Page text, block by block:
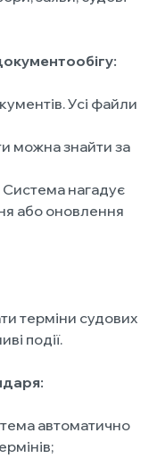
Усі файли
можна знайти за
нагадує
або оновлення
терміни судових
події.
автоматично